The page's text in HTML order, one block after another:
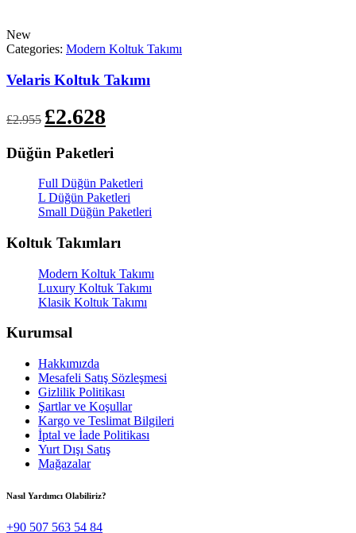
New
Categories: Modern Koltuk Takımı
Velaris Koltuk Takımı
£2.955
Orijinal
fiyat:
£2.628andaki
£2.628.
Düğün Paketleri
Full Düğün Paketleri
L Düğün Paketleri
Small Düğün Paketleri
Koltuk Takımları
Modern Koltuk Takımı
Luxury Koltuk Takımı
Klasik Koltuk Takımı
Kurumsal
Hakkımızda
Mesafeli Satış Sözleşmesi
Gizlilik Politikası
Şartlar ve Koşullar
Kargo ve Teslimat Bilgileri
İptal ve İade Politikası
Yurt Dışı Satış
Mağazalar
Nasıl Yardımcı Olabiliriz?
+90 507 563 54 84